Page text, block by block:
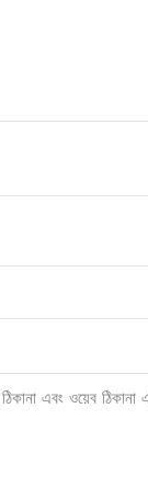
এবং ওয়েব